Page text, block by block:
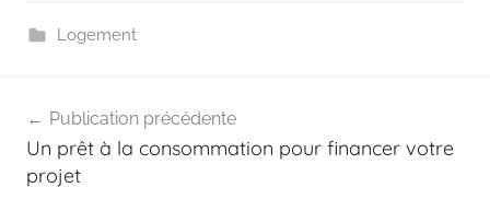
Logement
de
l’article
Publication précédente
Un prêt à la consommation pour financer votre
projet